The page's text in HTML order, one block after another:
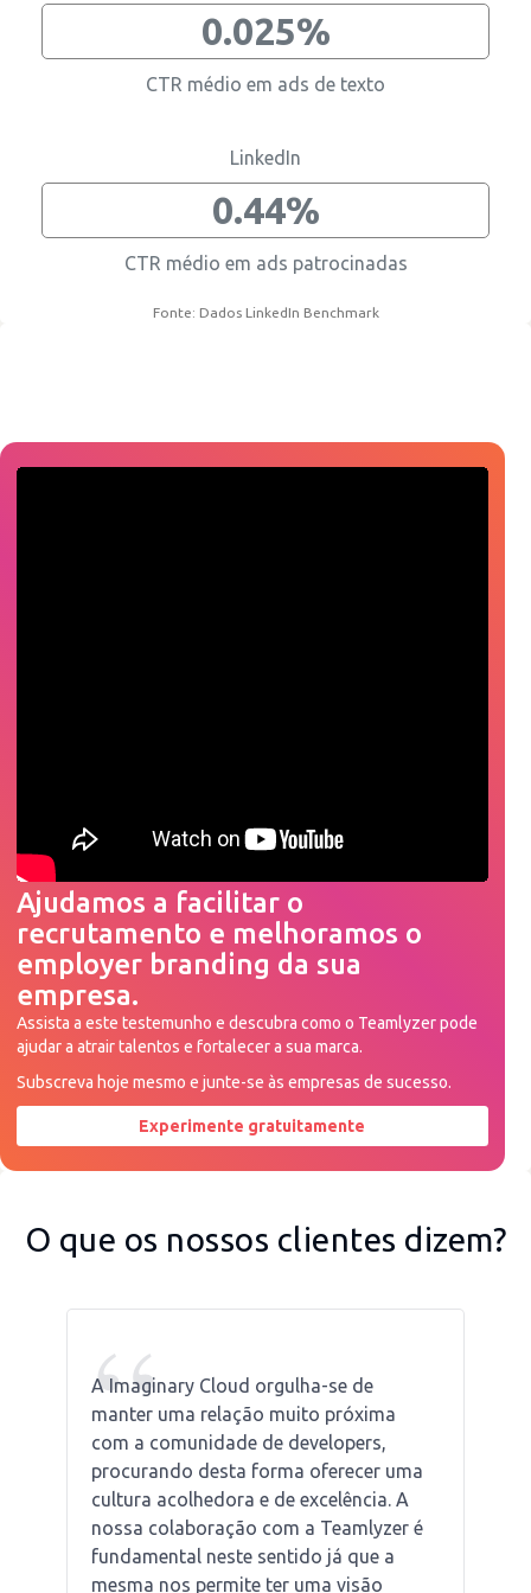
Peça uma demonstração agora
0.025%
CTR médio em ads de texto
LinkedIn
0.44%
CTR médio em ads patrocinadas
Fonte: Dados LinkedIn Benchmark
Ajudamos a facilitar o
recrutamento e melhoramos o
employer branding da sua
empresa.
Assista a este testemunho e descubra como o Teamlyzer pode
ajudar a atrair talentos e fortalecer a sua marca.
Subscreva hoje mesmo e junte-se às empresas de sucesso.
Experimente gratuitamente
O que os nossos clientes dizem?
“
A Imaginary Cloud orgulha-se de
manter uma relação muito próxima
com a comunidade de developers,
procurando desta forma oferecer uma
cultura acolhedora e de excelência. A
nossa colaboração com a Teamlyzer é
fundamental neste sentido já que a
mesma nos permite ter uma visão